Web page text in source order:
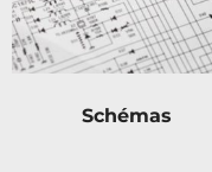
Schémas